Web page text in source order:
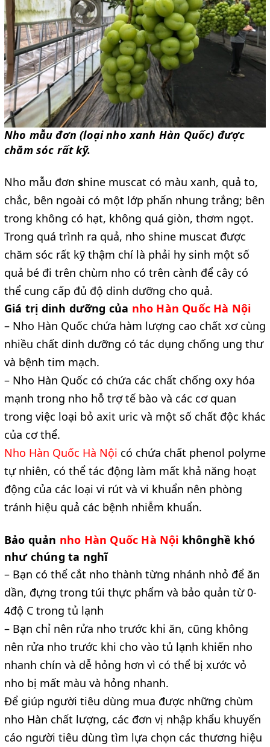
Nho mẫu đơn (loại nho xanh Hàn Quốc) được
chăm sóc rất kỹ.
Nho mẫu đơn shine muscat có màu xanh, quả to,
chắc, bên ngoài có một lớp phấn nhung trắng; bên
trong không có hạt, không quá giòn, thơm ngọt.
Trong quá trình ra quả, nho shine muscat được
chăm sóc rất kỹ thậm chí là phải hy sinh một số
quả bé đi trên chùm nho có trên cành để cây có
thể cung cấp đủ độ dinh dưỡng cho quả.
Giá trị dinh dưỡng của nho Hàn Quốc Hà Nội
– Nho Hàn Quốc chứa hàm lượng cao chất xơ cùng
nhiều chất dinh dưỡng có tác dụng chống ung thư
và bệnh tim mạch.
– Nho Hàn Quốc có chứa các chất chống oxy hóa
mạnh trong nho hỗ trợ tế bào và các cơ quan
trong việc loại bỏ axit uric và một số chất độc khác
của cơ thể.
Nho Hàn Quốc Hà Nội có chứa chất phenol polyme
tự nhiên, có thể tác động làm mất khả năng hoạt
động của các loại vi rút và vi khuẩn nên phòng
tránh hiệu quả các bệnh nhiễm khuẩn.
Bảo quản nho Hàn Quốc Hà Nội khônghề khó
như chúng ta nghĩ
– Bạn có thể cắt nho thành từng nhánh nhỏ để ăn
dần, đựng trong túi thực phẩm và bảo quản từ 0-
4độ C trong tủ lạnh
– Bạn chỉ nên rửa nho trước khi ăn, cũng không
nên rửa nho trước khi cho vào tủ lạnh khiến nho
nhanh chín và dễ hỏng hơn vì có thể bị xước vỏ
nho bị mất màu và hỏng nhanh.
Để giúp người tiêu dùng mua được những chùm
nho Hàn chất lượng, các đơn vị nhập khẩu khuyến
cáo người tiêu dùng tìm lựa chọn các thương hiệu